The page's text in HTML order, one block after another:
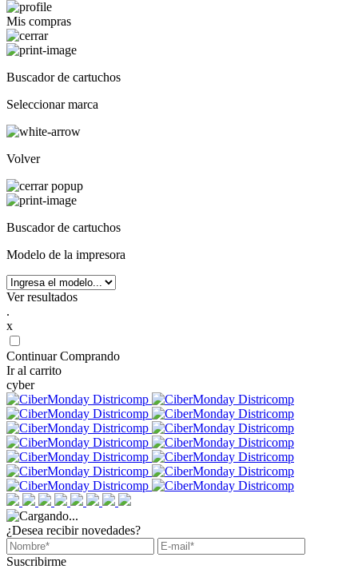
Mis compras
Buscador de cartuchos
Seleccionar marca
Volver
Buscador de cartuchos
Modelo de la impresora
Ver resultados
.
x
Continuar Comprando
Ir al carrito
cyber
¿Desea recibir novedades?
Suscribirme